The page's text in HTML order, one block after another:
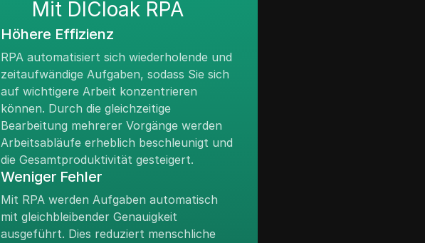
Mit DICloak RPA
Höhere Effizienz
RPA automatisiert sich wiederholende und
zeitaufwändige Aufgaben, sodass Sie sich
auf wichtigere Arbeit konzentrieren
können. Durch die gleichzeitige
Bearbeitung mehrerer Vorgänge werden
Arbeitsabläufe erheblich beschleunigt und
die Gesamtproduktivität gesteigert.
Weniger Fehler
Mit RPA werden Aufgaben automatisch
mit gleichbleibender Genauigkeit
ausgeführt. Dies reduziert menschliche